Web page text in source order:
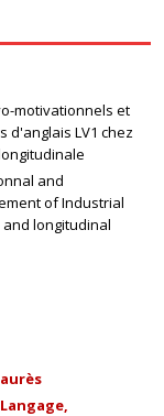
motivationnels et
d'anglais LV1 chez
and
of Industrial
and longitudinal